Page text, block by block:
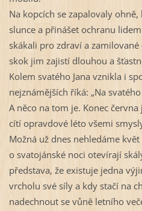
Na kopcích se zapalovaly
slunce a přinášet ochranu
skákali pro zdraví a
skok jim zajistí dlouhou a
Kolem svatého Jana vznikla i
nejznámějších říká: „Na
A něco na tom je. Konec
cítí opravdové léto všemi
Možná už dnes nehledáme
o svatojánské noci otevírají
představa, že existuje jedna
vrcholu své síly a kdy stačí na
nadechnout se vůně letního